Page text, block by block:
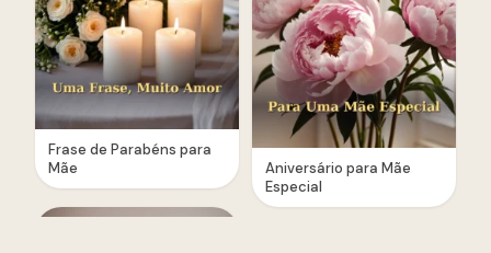
Frase de Parabéns para
Mãe
Aniversário para Mãe
Especial